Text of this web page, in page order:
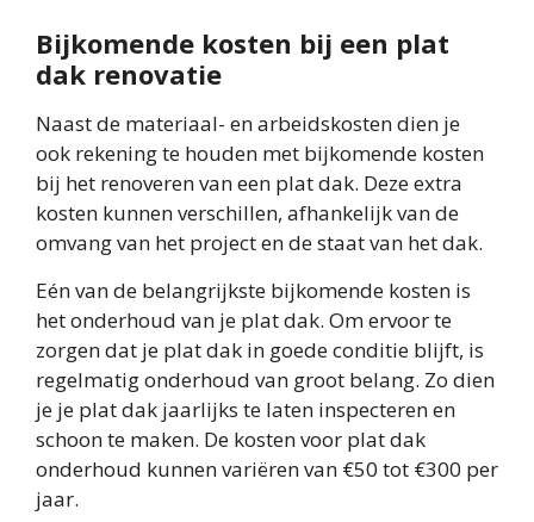
Bijkomende kosten bij een plat
dak renovatie
Naast de materiaal- en arbeidskosten dien je
ook rekening te houden met bijkomende kosten
bij het renoveren van een plat dak. Deze extra
kosten kunnen verschillen, afhankelijk van de
omvang van het project en de staat van het dak.
Eén van de belangrijkste bijkomende kosten is
het onderhoud van je plat dak. Om ervoor te
zorgen dat je plat dak in goede conditie blijft, is
regelmatig onderhoud van groot belang. Zo dien
je je plat dak jaarlijks te laten inspecteren en
schoon te maken. De kosten voor plat dak
onderhoud kunnen variëren van €50 tot €300 per
jaar.